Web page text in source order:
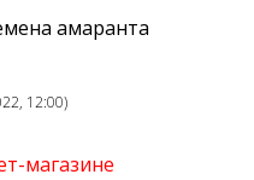
амаранта
12:00)
магазине